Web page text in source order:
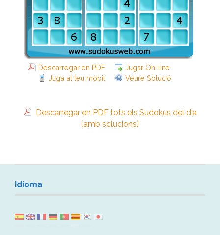
Descarregar en PDF
Jugar On-line
Juga al teu mòbil
Veure Solució
Descarregar en PDF tots els Sudokus del dia
(amb solucions)
Idioma